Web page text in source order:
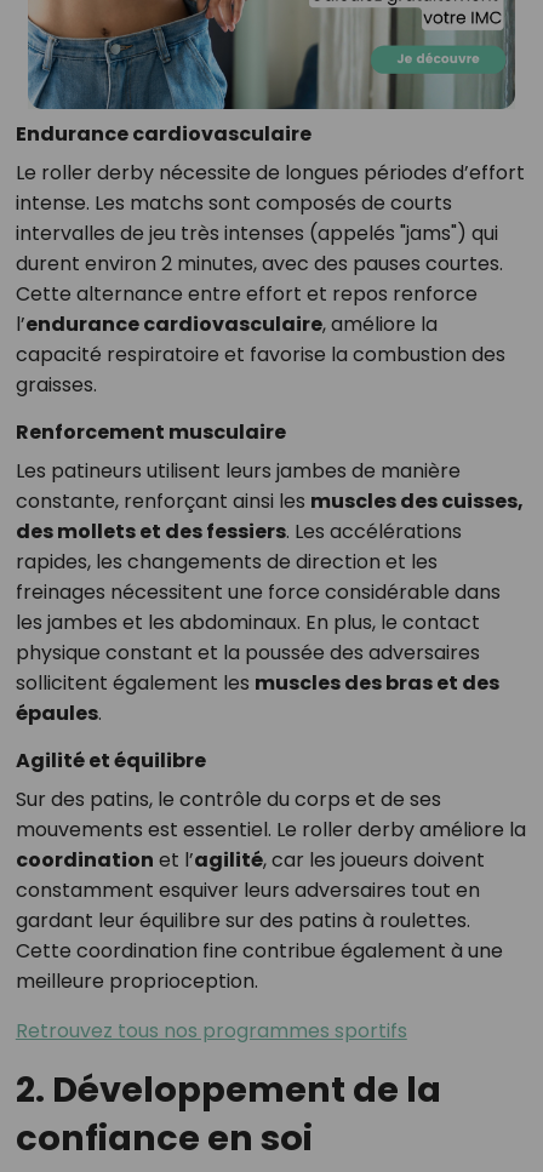
Endurance cardiovasculaire
Le roller derby nécessite de longues périodes d’effort
intense. Les matchs sont composés de courts
intervalles de jeu très intenses (appelés "jams") qui
durent environ 2 minutes, avec des pauses courtes.
Cette alternance entre effort et repos renforce
l’endurance cardiovasculaire, améliore la
capacité respiratoire et favorise la combustion des
graisses.
Renforcement musculaire
Les patineurs utilisent leurs jambes de manière
constante, renforçant ainsi les muscles des cuisses,
des mollets et des fessiers. Les accélérations
rapides, les changements de direction et les
freinages nécessitent une force considérable dans
les jambes et les abdominaux. En plus, le contact
physique constant et la poussée des adversaires
sollicitent également les muscles des bras et des
épaules.
Agilité et équilibre
Sur des patins, le contrôle du corps et de ses
mouvements est essentiel. Le roller derby améliore la
coordination et l’agilité, car les joueurs doivent
constamment esquiver leurs adversaires tout en
gardant leur équilibre sur des patins à roulettes.
Cette coordination fine contribue également à une
meilleure proprioception.
Retrouvez tous nos programmes sportifs
2. Développement de la
confiance en soi